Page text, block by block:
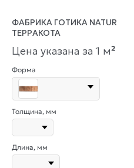
ФАБРИКА ГОТИКА NATUR
ТЕРРАКОТА
Цена указана за 1 м²
Форма
Толщина, мм
Длина, мм